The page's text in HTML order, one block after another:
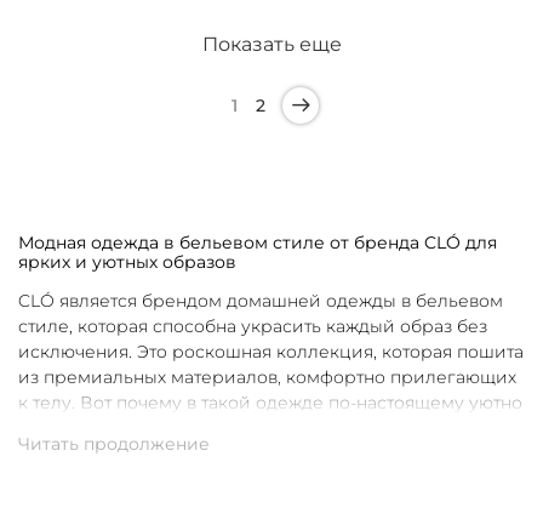
Показать еще
1 2
Модная одежда в бельевом стиле от бренда CLÓ для
ярких и уютных образов
CLÓ является брендом домашней одежды в бельевом
стиле, которая способна украсить каждый образ без
исключения. Это роскошная коллекция, которая пошита
из премиальных материалов, комфортно прилегающих
к телу. Вот почему в такой одежде по-настоящему уютно
продуманные фасоны позволяют каждой женщине